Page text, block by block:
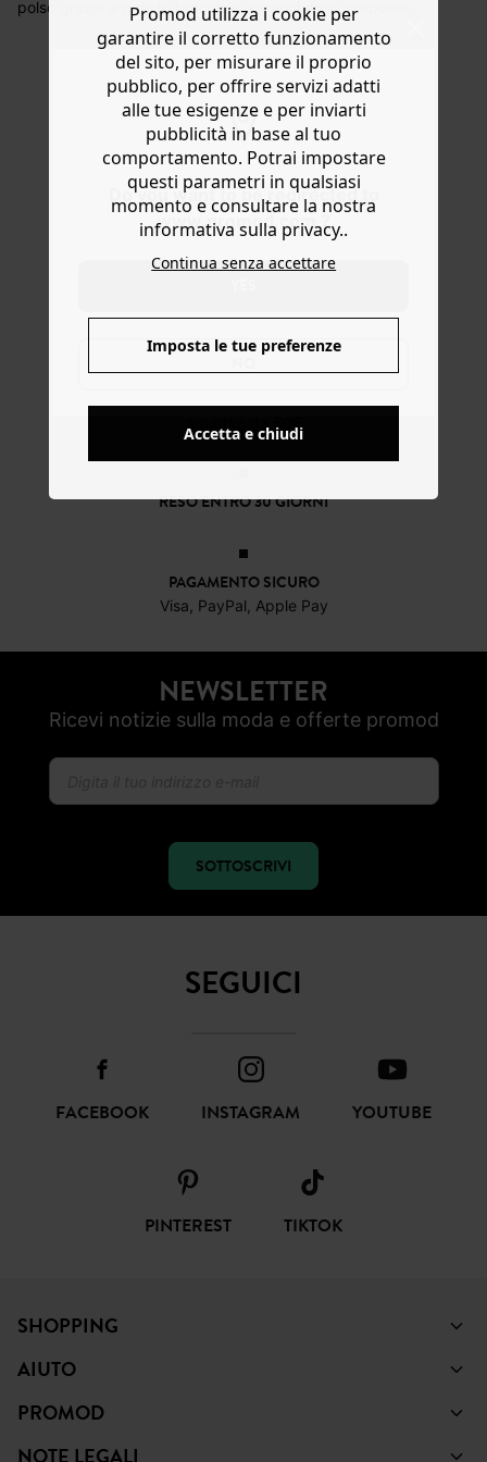
Do you want to be redirected to
www.promod.com ?
decorrere dalla data dell’avvenuta ricezione.
polso grazie a questo bracciale a manchette composto
da cinque soli assemblati in metallo color oro. Da
indossare con tutti i colori… e praticamente con ogni
outfit del guardaroba: basta semplicemente rimboccarsi
un po’ le maniche! Taglia unica. Ottima idea regalo.
RESO ENTRO 30 GIORNI
PAGAMENTO SICURO
Visa, PayPal, Apple Pay
NEWSLETTER
Ricevi notizie sulla moda e offerte promod
SOTTOSCRIVI
SEGUICI
FACEBOOK INSTAGRAM YOUTUBE
PINTEREST TIKTOK
SHOPPING
AIUTO
PROMOD
Promod utilizza i cookie per
garantire il corretto funzionamento
del sito, per misurare il proprio
pubblico, per offrire servizi adatti
alle tue esigenze e per inviarti
pubblicità in base al tuo
comportamento. Potrai impostare
questi parametri in qualsiasi
momento e consultare la nostra
informativa sulla privacy..
Continua senza accettare
Imposta le tue preferenze
Accetta e chiudi